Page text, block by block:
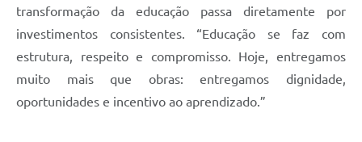
transformação da educação passa diretamente por
investimentos consistentes. “Educação se faz com
estrutura, respeito e compromisso. Hoje, entregamos
muito mais que obras: entregamos dignidade,
oportunidades e incentivo ao aprendizado.”